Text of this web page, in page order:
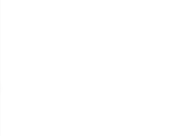
aos favoritos